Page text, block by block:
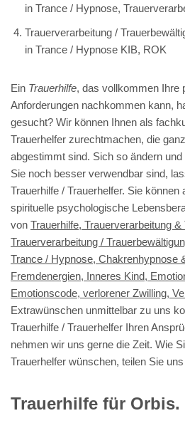
in Trance / Hypnose,
Trauerverarbeitung /
in Trance / Hypnose KIB, ROK
Ein Trauerhilfe, das vollkommen Ihre
Anforderungen nachkommen kann,
gesucht? Wir können Ihnen als
Trauerhelfer zurechtmachen, die
abgestimmt sind. Sich so ändern
Sie noch besser verwendbar sind,
Trauerhilfe / Trauerhelfer. Sie können
spirituelle psychologische
von Trauerhilfe, Trauerverarbeitung &
Trauerverarbeitung /
Trance / Hypnose, Chakrenhypnose
Fremdenergien, Inneres Kind,
Emotionscode, verlorener Zwilling,
Extrawünschen unmittelbar zu uns
Trauerhilfe / Trauerhelfer Ihren
nehmen wir uns gerne die Zeit. Wie
Trauerhelfer wünschen, teilen Sie
Trauerhilfe für Orbis.